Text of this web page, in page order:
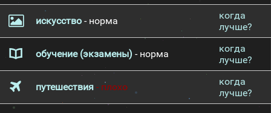
искусство - норма
когда
лучше?
обучение (экзамены) - норма
когда
лучше?
путешествия - плохо
когда
лучше?